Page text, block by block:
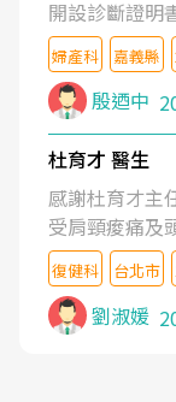
開設診斷證明
婦產科 嘉義縣
殷迺中
杜育才 醫生
感謝杜育才主
受肩頸痠痛及
檢查,也嘗試過
沒有用,後來連
症狀,沒多久就
台灣親友介紹
復健科 台北市
劉淑媛